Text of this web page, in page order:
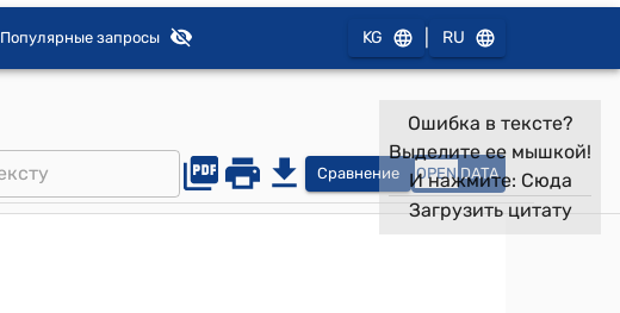
Популярные запросы KG RU
Сравнение OPEN DATA
Ошибка в тексте?
Выделите ее мышкой!
И нажмите: Сюда
Загрузить цитату